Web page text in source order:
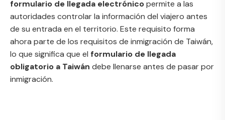
formulario de llegada electrónicopermite a las
autoridades controlar la información del viajero antes
de su entrada en el territorio. Este requisito forma
ahora parte de los requisitos de inmigración de Taiwán,
lo que significa que el formulario de llegada
obligatorio a Taiwán debe llenarse antes de pasar por
inmigración.